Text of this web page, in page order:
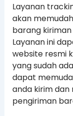
Layanan
akan
barang
Layanan ini
website resmi
yang sudah
dapat
anda kirim
pengiriman